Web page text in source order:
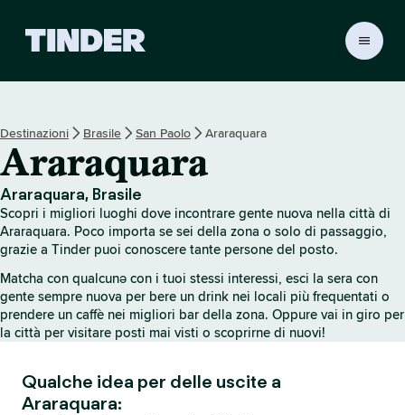
i
T
i
d
e
r
Destinazioni Brasile San Paolo Araraquara
Araraquara
Araraquara, Brasile
Scopri i migliori luoghi dove incontrare gente nuova nella città di
Araraquara. Poco importa se sei della zona o solo di passaggio,
grazie a Tinder puoi conoscere tante persone del posto.
Matcha con qualcunə con i tuoi stessi interessi, esci la sera con
gente sempre nuova per bere un drink nei locali più frequentati o
prendere un caffè nei migliori bar della zona. Oppure vai in giro per
la città per visitare posti mai visti o scoprirne di nuovi!
Qualche idea per delle uscite a
Araraquara: